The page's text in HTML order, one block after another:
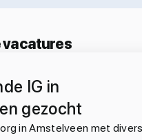
vacatures
IG in
gezocht
in Amstelveen met